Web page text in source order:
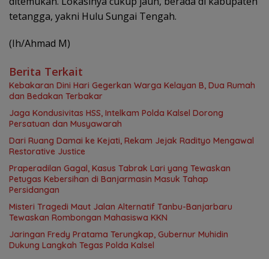
tetangga, yakni Hulu Sungai Tengah.
(Ih/Ahmad M)
Berita Terkait
Kebakaran Dini Hari Gegerkan Warga Kelayan B, Dua Rumah
dan Bedakan Terbakar
Jaga Kondusivitas HSS, Intelkam Polda Kalsel Dorong
Persatuan dan Musyawarah
Dari Ruang Damai ke Kejati, Rekam Jejak Radityo Mengawal
Restorative Justice
Praperadilan Gagal, Kasus Tabrak Lari yang Tewaskan
Petugas Kebersihan di Banjarmasin Masuk Tahap
Persidangan
Misteri Tragedi Maut Jalan Alternatif Tanbu-Banjarbaru
Tewaskan Rombongan Mahasiswa KKN
Jaringan Fredy Pratama Terungkap, Gubernur Muhidin
Dukung Langkah Tegas Polda Kalsel